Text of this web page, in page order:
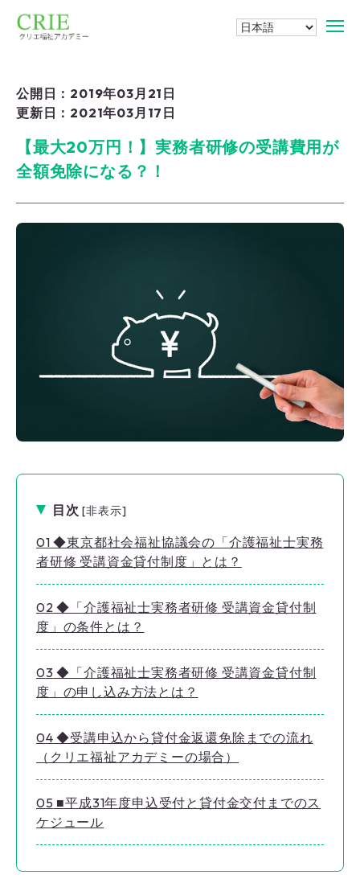
公開日：2019年03月21日
更新日：2021年03月17日
【最大20万円！】実務者研修の受講費用が
全額免除になる？！
目次 [非表示]
1 ◆東京都社会福祉協議会の「介護福祉士実務
者研修 受講資金貸付制度」とは？
2 ◆「介護福祉士実務者研修 受講資金貸付制
度」の条件とは？
3 ◆「介護福祉士実務者研修 受講資金貸付制
度」の申し込み方法とは？
4 ◆受講申込から貸付金返還免除までの流れ
（クリエ福祉アカデミーの場合）
5 ■平成31年度申込受付と貸付金交付までのス
ケジュール